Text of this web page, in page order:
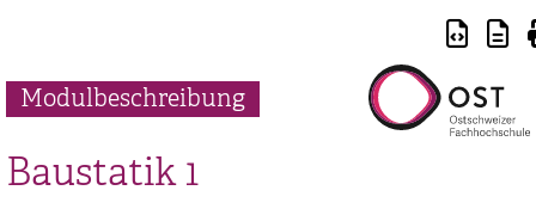
Modulbeschreibung
Baustatik 1